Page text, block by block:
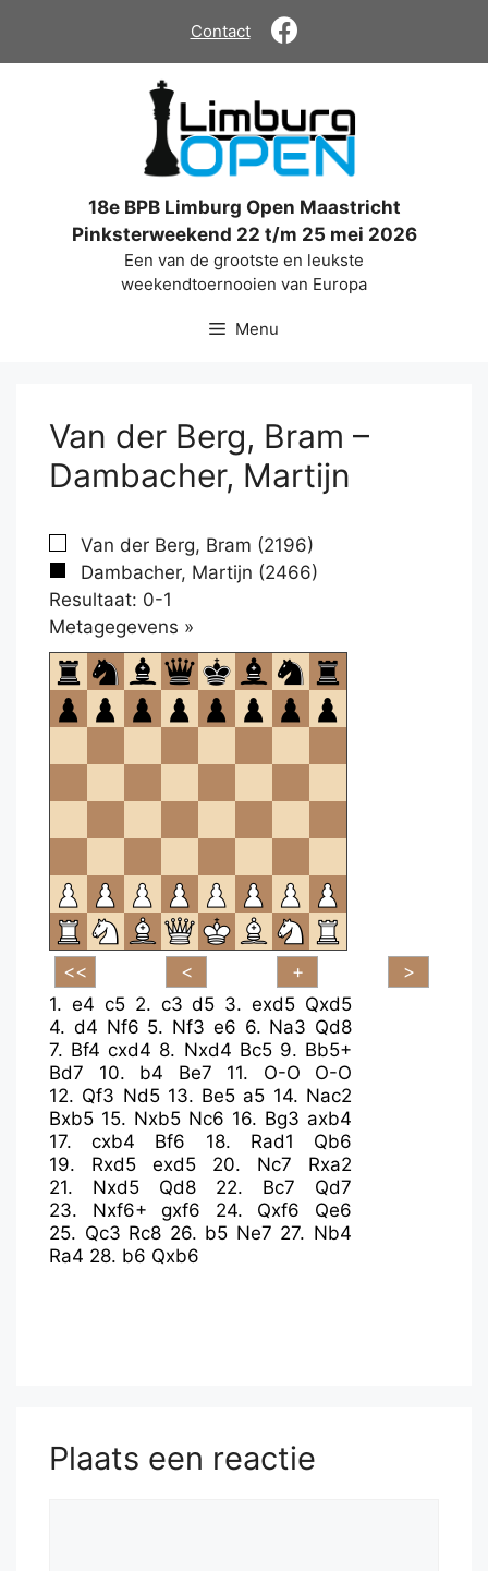
de
Contact
18e BPB Limburg Open Maastricht
Pinksterweekend 22 t/m 25 mei 2026
Een van de grootste en leukste
weekendtoernooien van Europa
Menu
Van der Berg, Bram –
Dambacher, Martijn
Van der Berg, Bram (2196)
Dambacher, Martijn (2466)
Resultaat: 0-1
Metagegevens »
om
te
openen.
1. e4 c5 2. c3 d5 3.exd5 Qxd5
4. d4 Nf6 5. Nf3 e6 6. Na3 Qd8
7. Bf4 cxd4 8. Nxd4 Bc5 9. Bb5+
Bd7
10. b4 Be7 11. O-O
O-O
12. Qf3 Nd5 13. Be5 a5 14. Nac2
Bxb5 15. Nxb5 Nc6 16. Bg3 axb4
17.cxb4 Bf6 18. Rad1
Qb6
19. Rxd5 exd5 20. Nc7
Rxa2
21. Nxd5 Qd8 22. Bc7
Qd7
23. Nxf6+ gxf6 24. Qxf6
Qe6
25. Qc3 Rc8 26. b5 Ne7 27. Nb4
Ra4 28. b6 Qxb6
Plaats een reactie